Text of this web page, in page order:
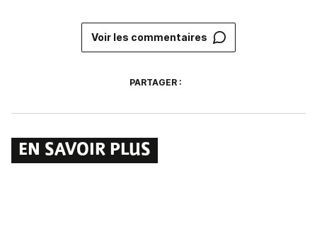
Voir les commentaires
PARTAGER :
EN SAVOIR PLUS